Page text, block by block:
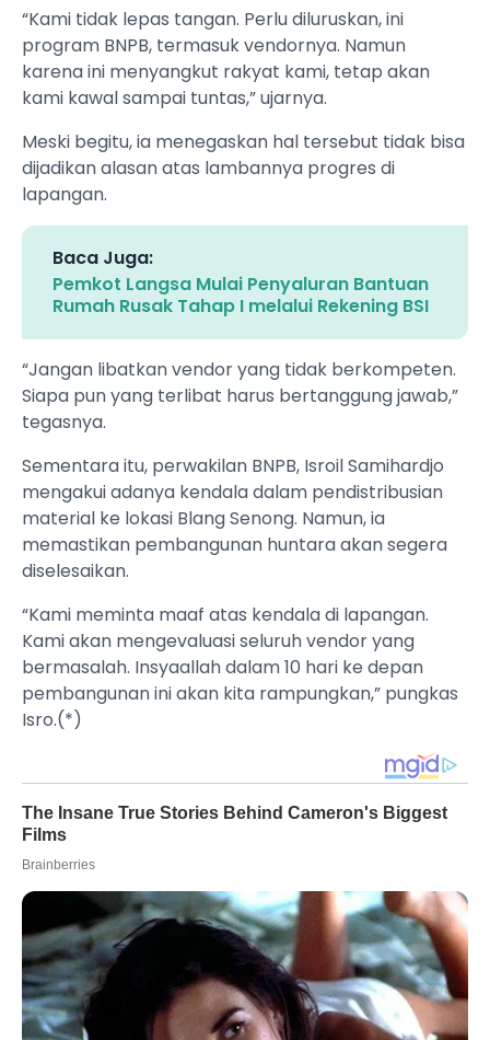
“Kami tidak lepas tangan. Perlu diluruskan, ini
program BNPB, termasuk vendornya. Namun
karena ini menyangkut rakyat kami, tetap akan
kami kawal sampai tuntas,” ujarnya.
Meski begitu, ia menegaskan hal tersebut tidak bisa
dijadikan alasan atas lambannya progres di
lapangan.
Baca Juga:
Pemkot Langsa Mulai Penyaluran Bantuan
Rumah Rusak Tahap I melalui Rekening BSI
“Jangan libatkan vendor yang tidak berkompeten.
Siapa pun yang terlibat harus bertanggung jawab,”
tegasnya.
Sementara itu, perwakilan BNPB, Isroil Samihardjo
mengakui adanya kendala dalam pendistribusian
material ke lokasi Blang Senong. Namun, ia
memastikan pembangunan huntara akan segera
diselesaikan.
“Kami meminta maaf atas kendala di lapangan.
Kami akan mengevaluasi seluruh vendor yang
bermasalah. Insyaallah dalam 10 hari ke depan
pembangunan ini akan kita rampungkan,” pungkas
Isro.(*)